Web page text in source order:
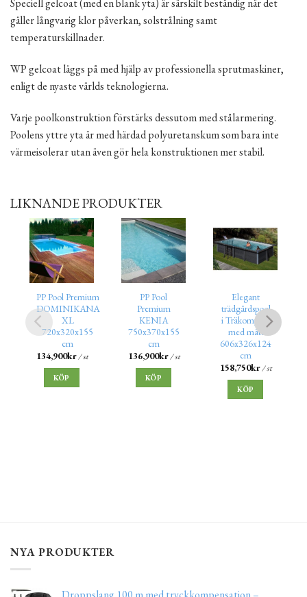
Speciell gelcoat (med en blank yta) är särskilt beständig när det
gäller långvarig klor påverkan, solstrålning samt
temperaturskillnader.
WP gelcoat läggs på med hjälp av professionella sprutmaskiner,
enligt de nyaste världs teknologierna.
Varje poolkonstruktion förstärks dessutom med stålarmering.
Poolens yttre yta är med härdad polyuretanskum som bara inte
värmeisolerar utan även gör hela konstruktionen mer stabil.
LIKNANDE PRODUKTER
PP Pool Premium
DOMINIKANA
XL
720x320x155
cm
134,900kr/ st
KÖP
PP Pool
Premium
KENIA
750x370x155
cm
136,900kr/ st
KÖP
Elegant
trädgårdspool
i Träkomposit
med mått
606x326x124
cm
158,750kr/ st
KÖP
NYA PRODUKTER